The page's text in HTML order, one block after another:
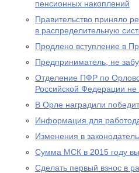
пенсионных накоплений
Правительство приняло
в распределительную
Продлено вступление в
Предприниматель, не
Отделение ПФР по
Российской Федерации
В Орле наградили
Информация для
Изменения в
Сумма МСК в 2015 году
Сделать первый взнос в